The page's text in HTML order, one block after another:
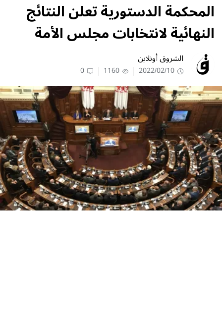
المحكمة الدستورية تعلن النتائج
النهائية لانتخابات مجلس الأمة
الشروق أونلاين
2022/02/10
1160
0